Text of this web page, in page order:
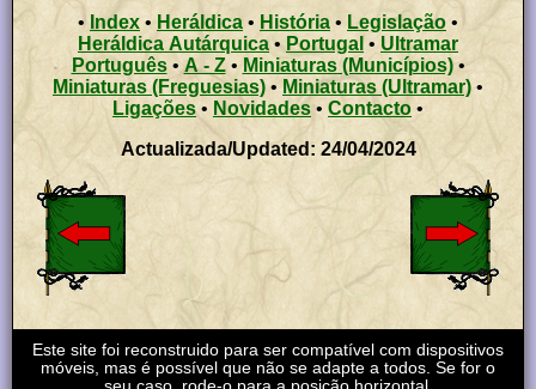
• Index • Heráldica • História • Legislação •
Heráldica Autárquica• Portugal • Ultramar
Português•A - Z• Miniaturas (Municípios)•
Miniaturas (Freguesias)•Miniaturas (Ultramar)•
Ligações• Novidades• Contacto •
Actualizada/Updated: 24/04/2024
Este site foi reconstruido para ser compatível com dispositivos
móveis, mas é possível que não se adapte a todos. Se for o